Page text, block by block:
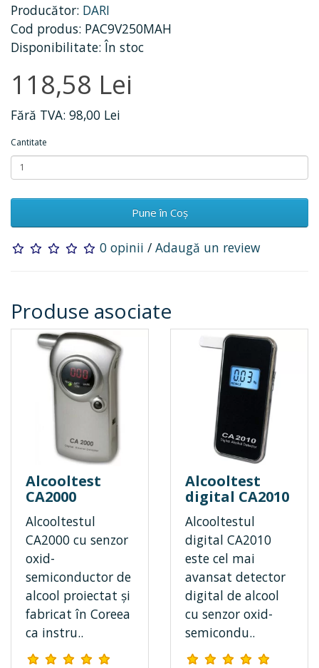
Producător: DARI
Cod produs: PAC9V250MAH
Disponibilitate: În stoc
118,58 Lei
Fără TVA: 98,00 Lei
Cantitate
Pune în Coş
0 opinii / Adaugă un review
Produse asociate
Alcooltest
CA2000
Alcooltestul
CA2000 cu senzor
oxid-
semiconductor de
alcool proiectat și
fabricat în Coreea
ca instru..
Alcooltest
digital CA2010
Alcooltestul
digital CA2010
este cel mai
avansat detector
digital de alcool
cu senzor oxid-
semicondu..